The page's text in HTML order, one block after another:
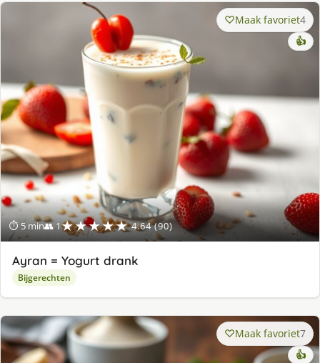
⏱ 5 min👥 1★★★★★ 4.64 (90)
Maak favoriet4
👍
Ayran = Yogurt drank
Bijgerechten
Maak favoriet7
👍